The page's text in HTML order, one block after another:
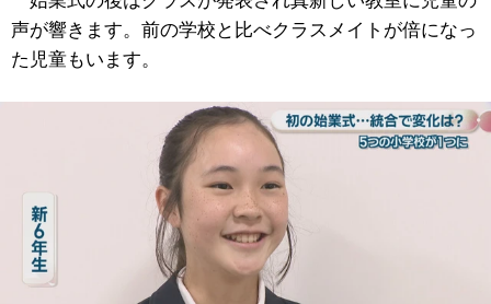
声が響きます。前の学校と比べクラスメイトが倍になっ
た児童もいます。